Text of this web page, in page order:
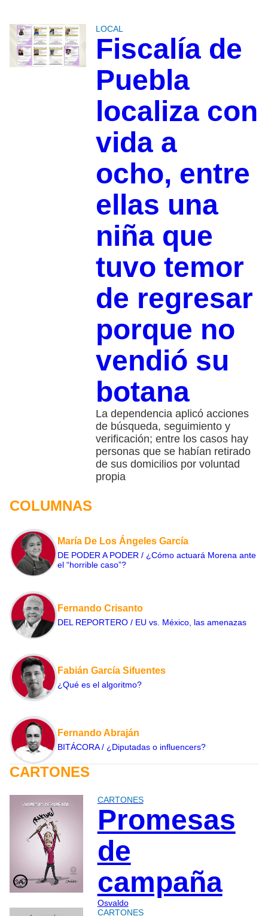
LOCAL
Fiscalía de
Puebla
localiza con
vida a
ocho, entre
ellas una
niña que
tuvo temor
de regresar
porque no
vendió su
botana
La dependencia aplicó acciones
de búsqueda, seguimiento y
verificación; entre los casos hay
personas que se habían retirado
de sus domicilios por voluntad
propia
COLUMNAS
María De Los Ángeles García
DE PODER A PODER / ¿Cómo actuará Morena ante
el “horrible caso”?
Fernando Crisanto
DEL REPORTERO / EU vs. México, las amenazas
Fabián García Sifuentes
¿Qué es el algoritmo?
Fernando Abraján
BITÁCORA / ¿Diputadas o influencers?
CARTONES
CARTONES
Promesas
de
campaña
Osvaldo
CARTONES